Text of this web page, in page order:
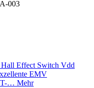
003
Effect Switch Vdd
EMV
… Mehr